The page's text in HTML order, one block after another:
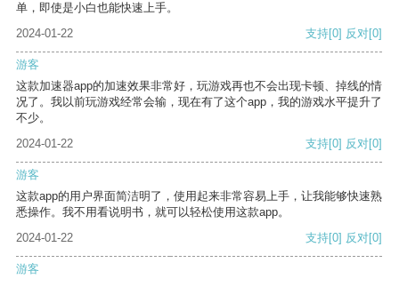
单，即使是小白也能快速上手。
2024-01-22
支持[0] 反对[0]
游客
这款加速器app的加速效果非常好，玩游戏再也不会出现卡顿、掉线的情
况了。我以前玩游戏经常会输，现在有了这个app，我的游戏水平提升了
不少。
2024-01-22
支持[0] 反对[0]
游客
这款app的用户界面简洁明了，使用起来非常容易上手，让我能够快速熟
悉操作。我不用看说明书，就可以轻松使用这款app。
2024-01-22
支持[0] 反对[0]
游客